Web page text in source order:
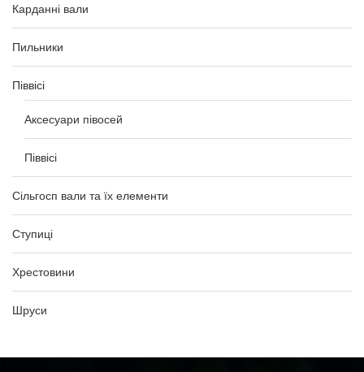
Карданні вали
Пильники
Піввісі
Аксесуари півосей
Піввісі
Сільгосп вали та їх елементи
Ступиці
Хрестовини
Шруси